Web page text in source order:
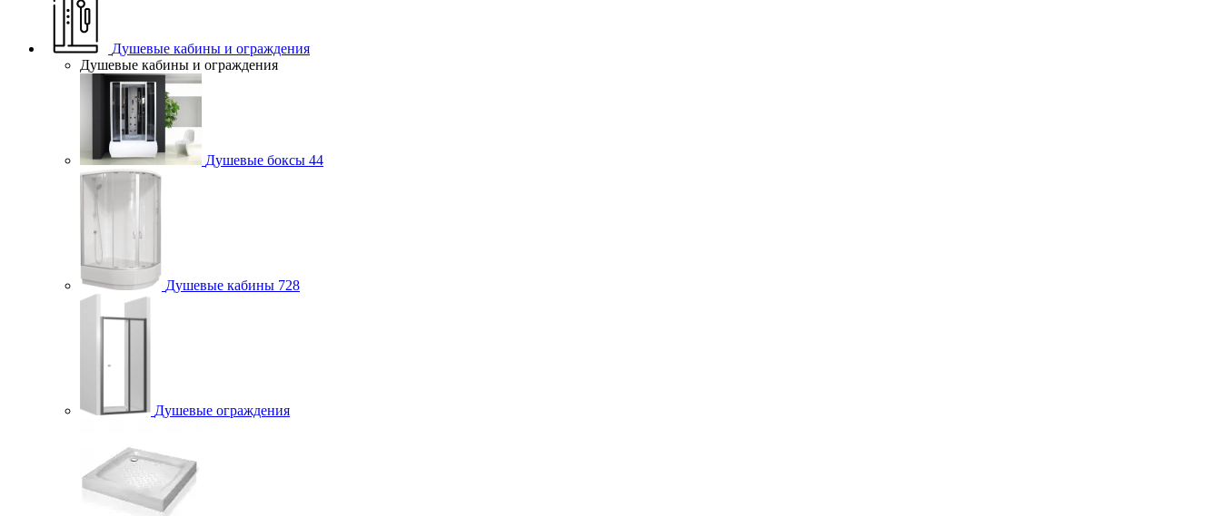
Душевые кабины и ограждения
Душевые кабины и ограждения
Душевые боксы 44
Душевые кабины 728
Душевые ограждения